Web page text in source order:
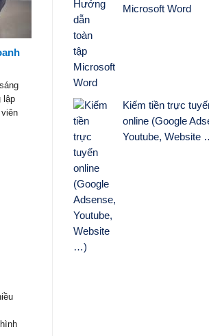
lập
Microsoft Word
Kiếm tiền trực
online (Google
Youtube, Website